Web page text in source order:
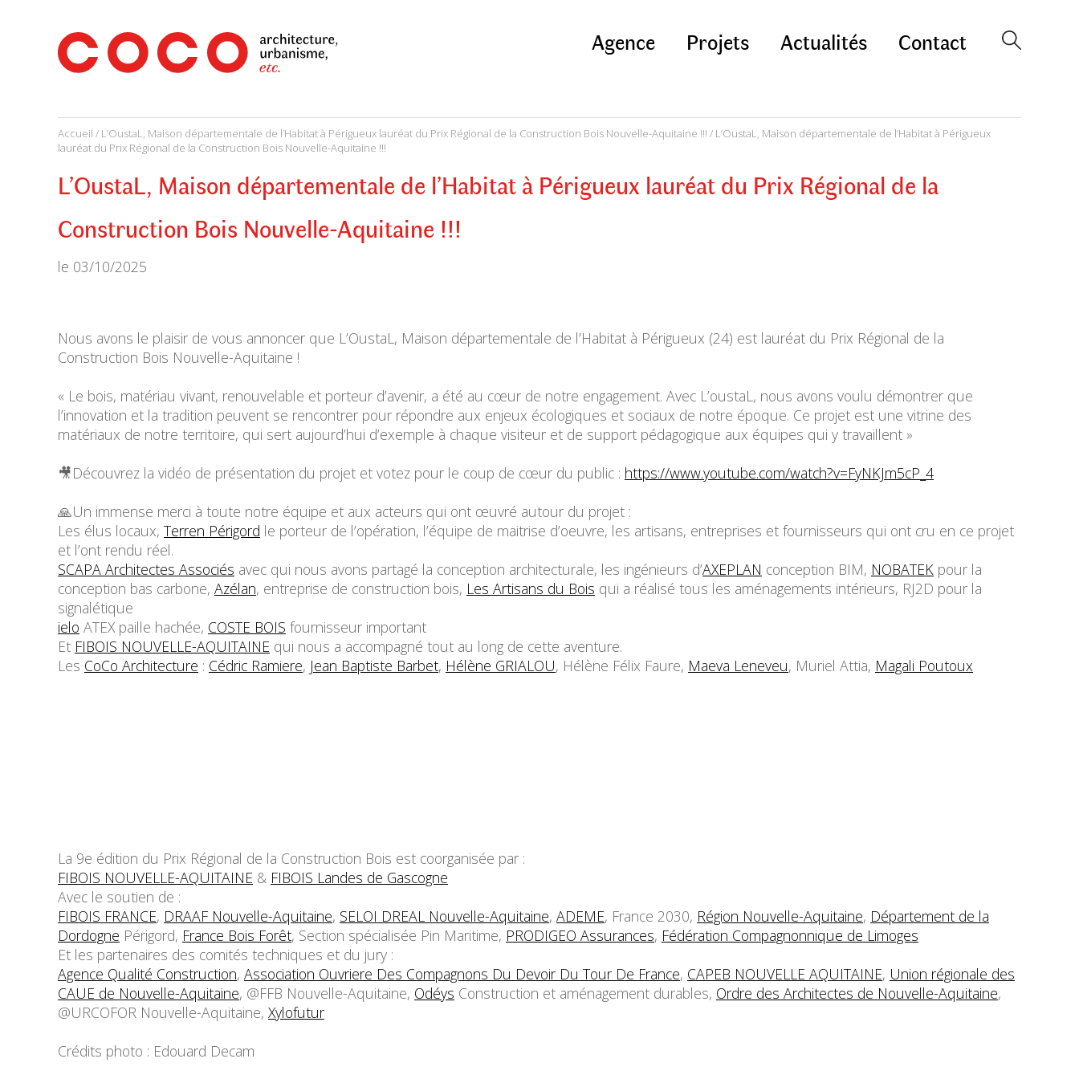
Architecture
architecture,
urbanisme,
etc.
Agence Projets Actualités Contact
Accueil / L’OustaL, Maison départementale de l’Habitat à Périgueux lauréat du Prix Régional de la Construction Bois Nouvelle-Aquitaine !!! / L’OustaL, Maison départementale de l’Habitat à Périgueux
lauréat du Prix Régional de la Construction Bois Nouvelle-Aquitaine !!!
L’OustaL, Maison départementale de l’Habitat à Périgueux lauréat du Prix Régional de la
Construction Bois Nouvelle-Aquitaine !!!
le 03/10/2025
Nous avons le plaisir de vous annoncer que L’OustaL, Maison départementale de l’Habitat à Périgueux (24) est lauréat du Prix Régional de la
Construction Bois Nouvelle-Aquitaine !
« Le bois, matériau vivant, renouvelable et porteur d’avenir, a été au cœur de notre engagement. Avec L’oustaL, nous avons voulu démontrer que
l’innovation et la tradition peuvent se rencontrer pour répondre aux enjeux écologiques et sociaux de notre époque. Ce projet est une vitrine des
matériaux de notre territoire, qui sert aujourd’hui d’exemple à chaque visiteur et de support pédagogique aux équipes qui y travaillent »
🎥Découvrez la vidéo de présentation du projet et votez pour le coup de cœur du public : https://www.youtube.com/watch?v=FyNKJm5cP_4
🙏Un immense merci à toute notre équipe et aux acteurs qui ont œuvré autour du projet :
Les élus locaux, Terren Périgord le porteur de l’opération, l’équipe de maitrise d’oeuvre, les artisans, entreprises et fournisseurs qui ont cru en ce projet
et l’ont rendu réel.
SCAPA Architectes Associés avec qui nous avons partagé la conception architecturale, les ingénieurs d’AXEPLAN conception BIM, NOBATEK pour la
conception bas carbone, Azélan, entreprise de construction bois, Les Artisans du Bois qui a réalisé tous les aménagements intérieurs, RJ2D pour la
signalétique
ielo ATEX paille hachée, COSTE BOIS fournisseur important
Et FIBOIS NOUVELLE-AQUITAINE qui nous a accompagné tout au long de cette aventure.
Les CoCo Architecture : Cédric Ramiere, Jean Baptiste Barbet, Hélène GRIALOU, Hélène Félix Faure, Maeva Leneveu, Muriel Attia, Magali Poutoux
La 9e édition du Prix Régional de la Construction Bois est coorganisée par :
FIBOIS NOUVELLE-AQUITAINE & FIBOIS Landes de Gascogne
Avec le soutien de :
FIBOIS FRANCE, DRAAF Nouvelle-Aquitaine, SELOI DREAL Nouvelle-Aquitaine, ADEME, France 2030, Région Nouvelle-Aquitaine, Département de la
Dordogne Périgord, France Bois Forêt, Section spécialisée Pin Maritime, PRODIGEO Assurances, Fédération Compagnonnique de Limoges
Et les partenaires des comités techniques et du jury :
Agence Qualité Construction, Association Ouvriere Des Compagnons Du Devoir Du Tour De France, CAPEB NOUVELLE AQUITAINE, Union régionale des
CAUE de Nouvelle-Aquitaine, @FFB Nouvelle-Aquitaine, Odéys Construction et aménagement durables, Ordre des Architectes de Nouvelle-Aquitaine,
@URCOFOR Nouvelle-Aquitaine, Xylofutur
Crédits photo : Edouard Decam